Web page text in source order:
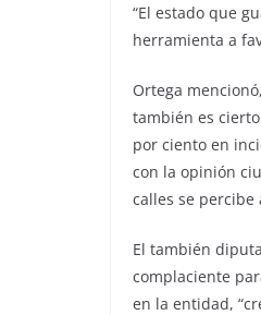
“El estado que
herramienta a
Ortega
también es
por ciento en
con la opinión
calles se percibe
El también
complaciente
en la entidad,